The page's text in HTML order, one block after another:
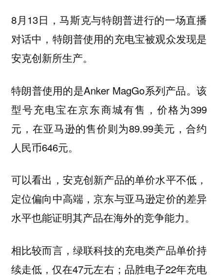
8月13日，马斯克与特朗普进行的一场直播
对话中，特朗普使用的充电宝被观众发现是
安克创新所生产。
特朗普使用的是Anker MagGo系列产品。该
型号充电宝在京东商城有售，价格为399
元，在亚马逊的售价则为89.99美元，合约
人民币646元。
可以看出，安克创新产品的单价水平不低，
定位偏向中高端，京东与亚马逊定价的差异
水平也能证明其产品在海外的竞争能力。
相比较而言，绿联科技的充电类产品单价持
续走低，仅在47元左右；品胜电子22年充电